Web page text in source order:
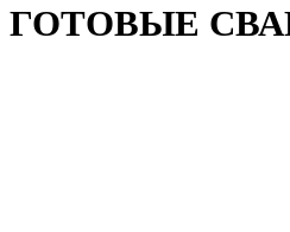
ГОТОВЫЕ